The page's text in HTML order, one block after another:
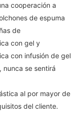
cooperación a
de espuma
de
con gel y
con infusión de gel
nunca se sentirá
al por mayor de
del cliente.